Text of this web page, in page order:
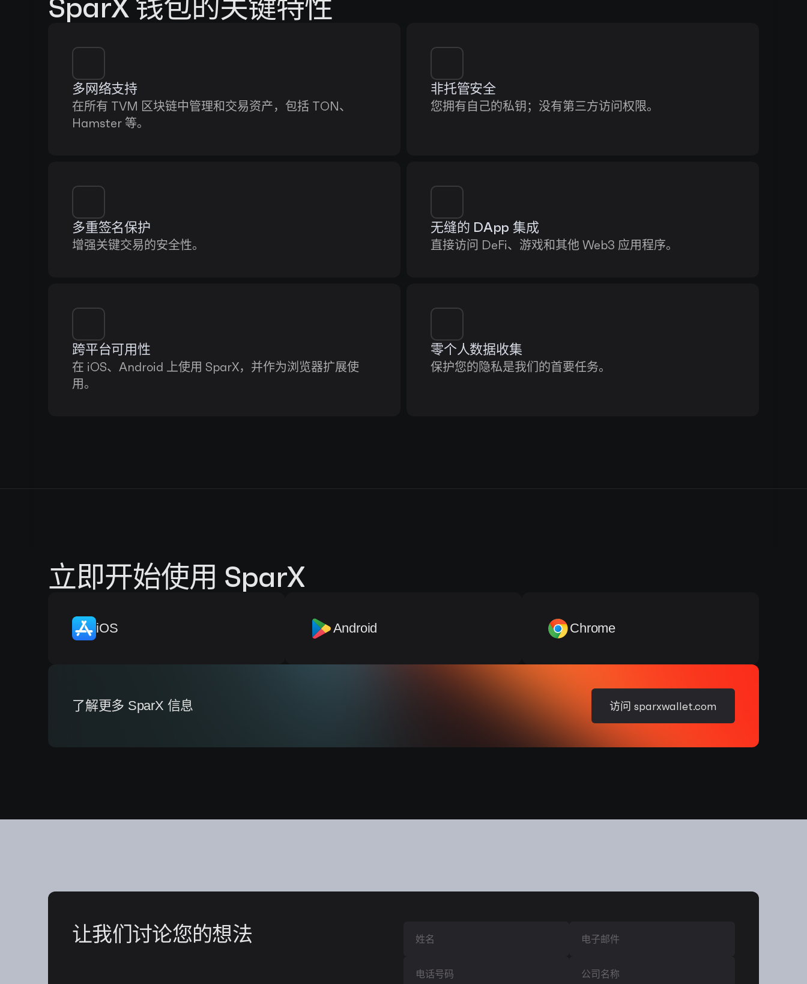
SparX 钱包的关键特性
多网络支持
在所有 TVM 区块链中管理和交易资产，包括 TON、
Hamster 等。
非托管安全
您拥有自己的私钥；没有第三方访问权限。
多重签名保护
增强关键交易的安全性。
无缝的 DApp 集成
直接访问 DeFi、游戏和其他 Web3 应用程序。
跨平台可用性
在 iOS、Android 上使用 SparX，并作为浏览器扩展使
用。
零个人数据收集
保护您的隐私是我们的首要任务。
立即开始使用 SparX
iOS Android Chrome
了解更多 SparX 信息 访问 sparxwallet.com
让我们讨论您的想法